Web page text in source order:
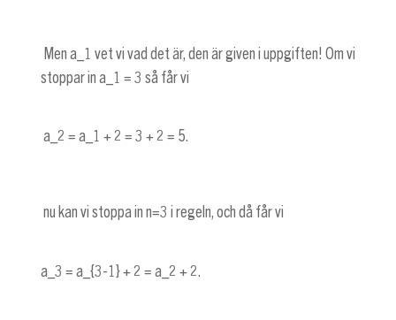
Men a_1 vet vi vad det är, den är given i uppgiften! Om vi
stoppar in a_1 = 3 så får vi
a_2 = a_1 + 2 = 3 + 2 = 5.
nu kan vi stoppa in n=3 i regeln, och då får vi
a_3 = a_{3-1} + 2 = a_2 + 2